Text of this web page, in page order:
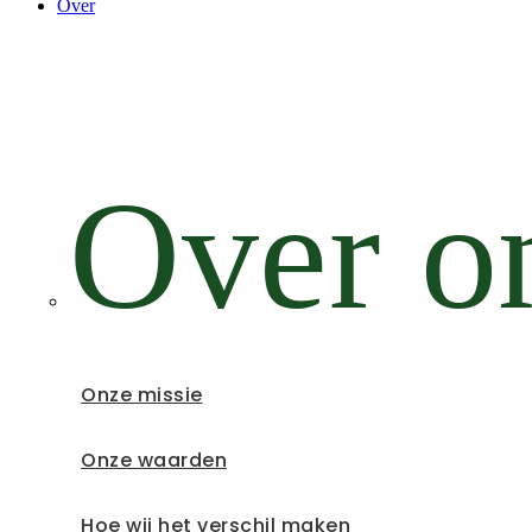
Over
Over
Onze missie
Onze waarden
Hoe wij het verschil maken